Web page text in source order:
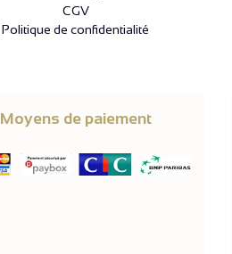
CGV
Politique de confidentialité
Moyens de paiement